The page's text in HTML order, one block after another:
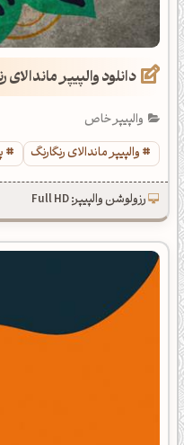
دانلود والپیپر
والپیپر خاص
والپیپر ماندالای رنگارنگ
رزولوشن والپیپر: Full HD